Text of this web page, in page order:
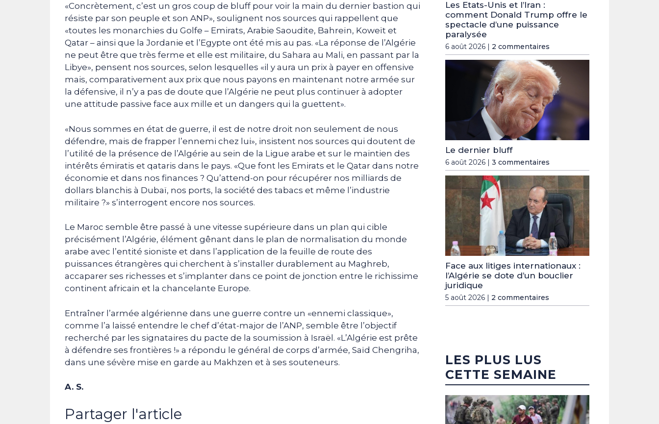
«Concrètement, c’est un gros coup de bluff pour voir la main du dernier bastion qui
résiste par son peuple et son ANP», soulignent nos sources qui rappellent que
«toutes les monarchies du Golfe – Emirats, Arabie Saoudite, Bahreïn, Koweït et
Qatar – ainsi que la Jordanie et l’Egypte ont été mis au pas. «La réponse de l’Algérie
ne peut être que très ferme et elle est militaire, du Sahara au Mali, en passant par la
Libye», pensent nos sources, selon lesquelles «il y aura un prix à payer en offensive
mais, comparativement aux prix que nous payons en maintenant notre armée sur
la défensive, il n’y a pas de doute que l’Algérie ne peut plus continuer à adopter
une attitude passive face aux mille et un dangers qui la guettent».
«Nous sommes en état de guerre, il est de notre droit non seulement de nous
défendre, mais de frapper l’ennemi chez lui», insistent nos sources qui doutent de
l’utilité de la présence de l’Algérie au sein de la Ligue arabe et sur le maintien des
intérêts émiratis et qataris dans le pays. «Que font les Emirats et le Qatar dans notre
économie et dans nos finances ? Qu’attend-on pour récupérer nos milliards de
dollars blanchis à Dubaï, nos ports, la société des tabacs et même l’industrie
militaire ?» s’interrogent encore nos sources.
Le Maroc semble être passé à une vitesse supérieure dans un plan qui cible
précisément l’Algérie, élément gênant dans le plan de normalisation du monde
arabe avec l’entité sioniste et dans l’application de la feuille de route des
puissances étrangères qui cherchent à s’installer durablement au Maghreb,
accaparer ses richesses et s’implanter dans ce point de jonction entre le richissime
continent africain et la chancelante Europe.
Entraîner l’armée algérienne dans une guerre contre un «ennemi classique»,
comme l’a laissé entendre le chef d’état-major de l’ANP, semble être l’objectif
recherché par les signataires du pacte de la soumission à Israël. «L’Algérie est prête
à défendre ses frontières !» a répondu le général de corps d’armée, Saïd Chengriha,
dans une sévère mise en garde au Makhzen et à ses souteneurs.
A. S.
Partager l'article
Les Etats-Unis et l’Iran :
comment Donald Trump offre le
spectacle d’une puissance
paralysée
6 août 2026 | 2 commentaires
Le dernier bluff
6 août 2026 | 3 commentaires
Face aux litiges internationaux :
l’Algérie se dote d’un bouclier
juridique
5 août 2026 | 2 commentaires
LES PLUS LUS
CETTE SEMAINE